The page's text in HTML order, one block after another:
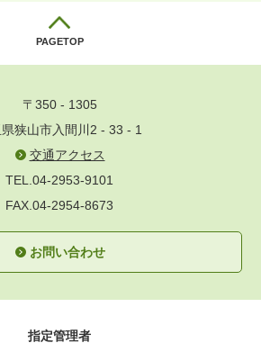
PAGETOP
〒350 - 1305
狭山市入間川2 - 33 - 1
交通アクセス
TEL.04-2953-9101
FAX.04-2954-8673
お問い合わせ
指定管理者